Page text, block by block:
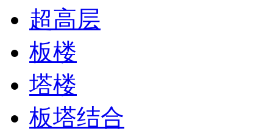
超高层
板楼
塔楼
板塔结合